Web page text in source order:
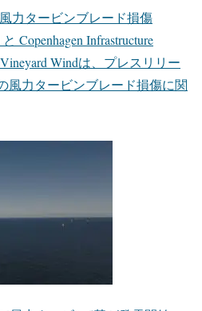
力タービンブレード損傷
Copenhagen Infrastructure
Windは、プレスリリー
風力タービンブレード損傷に関